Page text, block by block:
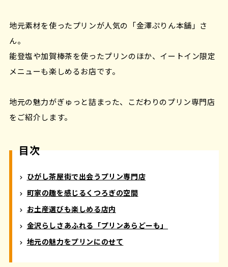
地元素材を使ったプリンが人気の「金澤ぷりん本舗」さ
ん。
能登塩や加賀棒茶を使ったプリンのほか、イートイン限定
メニューも楽しめるお店です。
地元の魅力がぎゅっと詰まった、こだわりのプリン専門店
をご紹介します。
目次
ひがし茶屋街で出会うプリン専門店
町家の趣を感じるくつろぎの空間
お土産選びも楽しめる店内
金沢らしさあふれる「プリンあらどーも」
地元の魅力をプリンにのせて